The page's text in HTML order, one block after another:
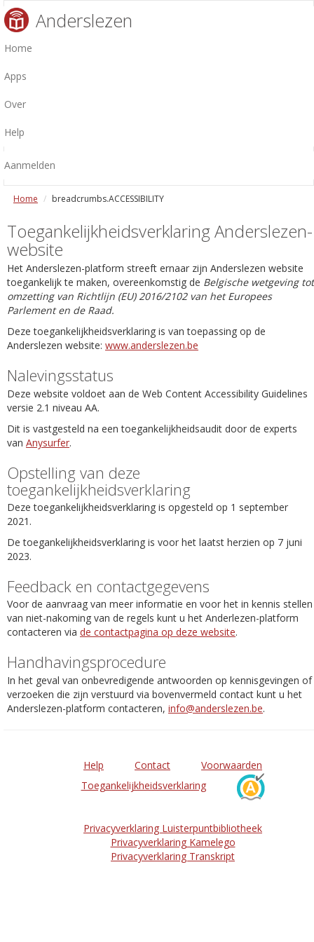
Anderslezen
Home
Apps
Over
Help
Aanmelden
Home breadcrumbs.ACCESSIBILITY
Toegankelijkheidsverklaring Anderslezen-
website
Het Anderslezen-platform streeft ernaar zijn Anderslezen website
toegankelijk te maken, overeenkomstig de Belgische wetgeving tot
omzetting van Richtlijn (EU) 2016/2102 van het Europees
Parlement en de Raad.
Deze toegankelijkheidsverklaring is van toepassing op de
Anderslezen website: www.anderslezen.be
Nalevingsstatus
Deze website voldoet aan de Web Content Accessibility Guidelines
versie 2.1 niveau AA.
Dit is vastgesteld na een toegankelijkheidsaudit door de experts
van Anysurfer.
Opstelling van deze
toegankelijkheidsverklaring
Deze toegankelijkheidsverklaring is opgesteld op 1 september
2021.
De toegankelijkheidsverklaring is voor het laatst herzien op 7 juni
2023.
Feedback en contactgegevens
Voor de aanvraag van meer informatie en voor het in kennis stellen
van niet-nakoming van de regels kunt u het Anderlezen-platform
contacteren via de contactpagina op deze website.
Handhavingsprocedure
In het geval van onbevredigende antwoorden op kennisgevingen of
verzoeken die zijn verstuurd via bovenvermeld contact kunt u het
Anderslezen-platform contacteren, info@anderslezen.be.
Help Contact
Voorwaarden
Toegankelijkheidsverklaring
Privacyverklaring Luisterpuntbibliotheek
Privacyverklaring Kamelego
Privacyverklaring Transkript